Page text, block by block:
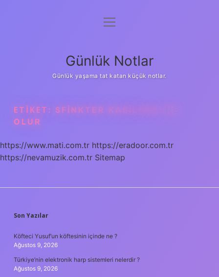
Anasayfa
Yasal Uyarı
menüyü
Günlük Notlar
Günlük yaşama tat katan küçük notlar.
ETIKET: SFINKTER KASILIRSA NE
OLUR
https://www.mati.com.tr https://eradoor.com.tr
https://nevamuzik.com.tr Sitemap
SIDEBAR
Son Yazılar
Köfteci Yusuf’un köftesinin içinde ne ?
Ağustos 9, 2026
Türkiye’nin elektronik harp sistemleri nelerdir ?
Ağustos 9, 2026